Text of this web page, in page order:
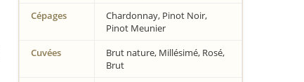
Cépages
Chardonnay, Pinot Noir,
Pinot Meunier
Cuvées
Brut nature, Millésimé, Rosé,
Brut